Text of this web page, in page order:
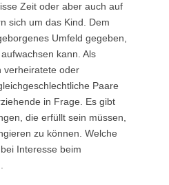
Zeit oder aber auch auf
sich um das Kind. Dem
Umfeld gegeben,
kann. Als
verheiratete oder
Paare
in Frage. Es gibt
die erfüllt sein müssen,
zu können. Welche
Interesse beim